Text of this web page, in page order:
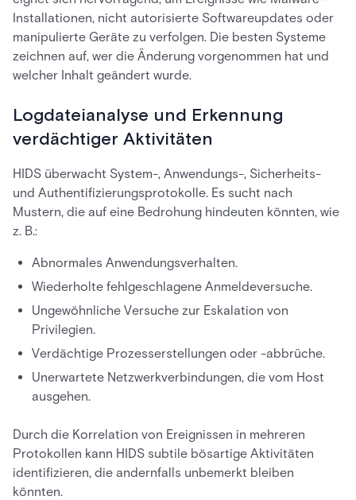
Installationen, nicht autorisierte Softwareupdates oder
manipulierte Geräte zu verfolgen. Die besten Systeme
zeichnen auf, wer die Änderung vorgenommen hat und
welcher Inhalt geändert wurde.
Logdateianalyse und Erkennung
verdächtiger Aktivitäten
HIDS überwacht System-, Anwendungs-, Sicherheits-
und Authentifizierungsprotokolle. Es sucht nach
Mustern, die auf eine Bedrohung hindeuten könnten, wie
z. B.:
Abnormales Anwendungsverhalten.
Wiederholte fehlgeschlagene Anmeldeversuche.
Ungewöhnliche Versuche zur Eskalation von
Privilegien.
Verdächtige Prozesserstellungen oder -abbrüche.
Unerwartete Netzwerkverbindungen, die vom Host
ausgehen.
Durch die Korrelation von Ereignissen in mehreren
Protokollen kann HIDS subtile bösartige Aktivitäten
identifizieren, die andernfalls unbemerkt bleiben
könnten.